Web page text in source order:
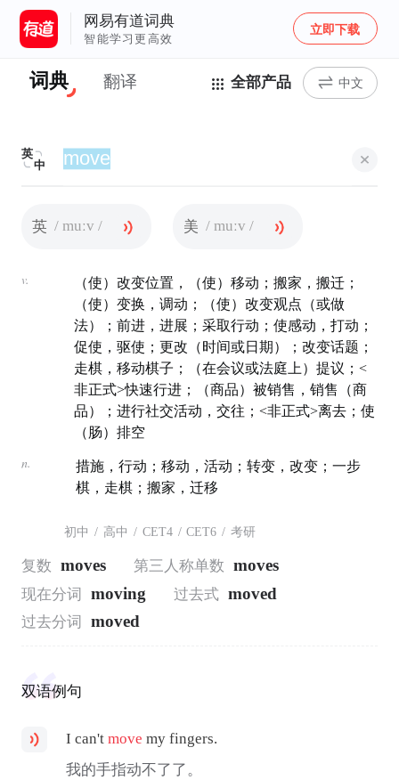
网易有道词典
智能学习更高效
立即下载
词典 翻译 全部产品 中文
英
中
英 / muːv / 美 / muːv /
v.
（使）改变位置，（使）移动；搬家，搬迁；
（使）变换，调动；（使）改变观点（或做
法）；前进，进展；采取行动；使感动，打动；
促使，驱使；更改（时间或日期）；改变话题；
走棋，移动棋子；（在会议或法庭上）提议；<
非正式>快速行进；（商品）被销售，销售（商
品）；进行社交活动，交往；<非正式>离去；使
（肠）排空
n.
措施，行动；移动，活动；转变，改变；一步
棋，走棋；搬家，迁移
初中 / 高中 / CET4 / CET6 / 考研
复数 moves 第三人称单数 moves
现在分词 moving 过去式 moved
过去分词 moved
双语例句
I can'tmove my fingers.
我的手指动不了了。